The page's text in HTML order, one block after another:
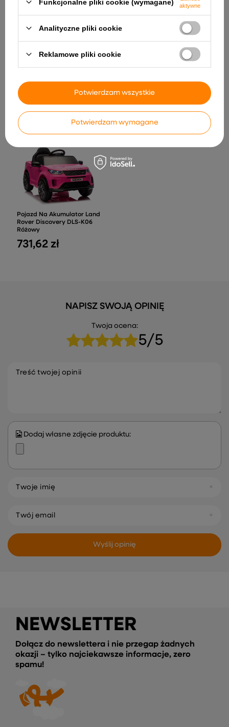
Quad Na Akumulator HL568
617,50 zł
Interaktywny Stolik
Edukacyjny Z Kierownicą
Trójkątny Kolorowy
155,40 zł
Pojazd Na Akumulator Land
Rover Discovery DLS-K06
Różowy
731,62 zł
NAPISZ SWOJĄ OPINIĘ
Twoja ocena:
5/5
Treść twojej opinii
Dodaj własne zdjęcie produktu:
Twoje imię
Twój email
Wyślij opinię
NEWSLETTER
Dołącz do newslettera i nie przegap żadnych
okazji – tylko najciekawsze informacje, zero
spamu!
Funkcjonalne pliki cookie (wymagane)
aktywne
Analityczne pliki cookie
Reklamowe pliki cookie
Potwierdzam wymagane
Potwierdzam wszystkie